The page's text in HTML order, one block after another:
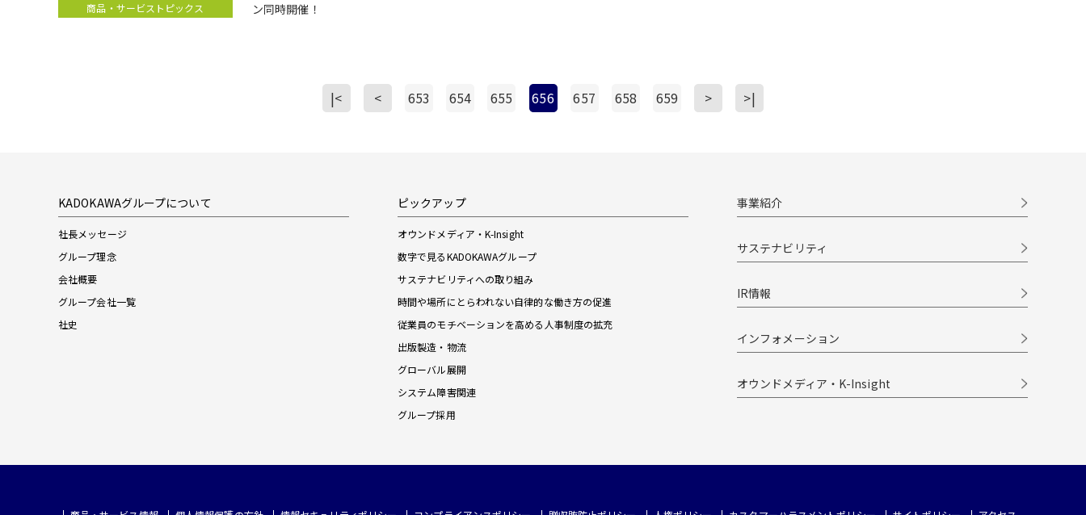
商品・サービストピックス
ン同時開催！
|< < 653 654 655 656 657 658 659 > >|
KADOKAWAグループについて
社長メッセージ
グループ理念
会社概要
グループ会社一覧
社史
ピックアップ
オウンドメディア・K-Insight
数字で見るKADOKAWAグループ
サステナビリティへの取り組み
時間や場所にとらわれない自律的な働き方の促進
従業員のモチベーションを高める人事制度の拡充
出版製造・物流
グローバル展開
システム障害関連
グループ採用
事業紹介
サステナビリティ
IR情報
インフォメーション
オウンドメディア・K-Insight